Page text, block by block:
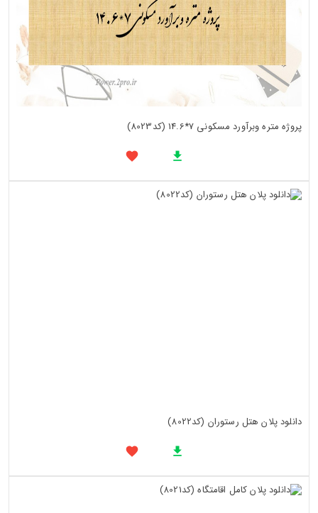
پروژه متره وبرآورد مسکونی 7*14.6 (کد8023)
دانلود پلان هتل رستوران (کد8022)